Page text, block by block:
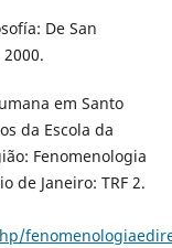
De San
em Santo
da Escola da
Fenomenologia
de Janeiro: TRF 2.